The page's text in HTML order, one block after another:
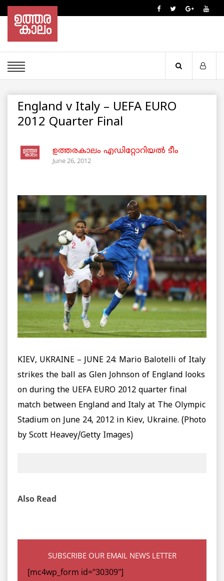
England v Italy – UEFA EURO
2012 Quarter Final
ഉത്തരകാലം എഡിറ്റോറിയല്‍ ടീം
June 26, 2012
KIEV, UKRAINE – JUNE 24: Mario Balotelli of Italy
strikes the ball as Glen Johnson of England looks
on during the UEFA EURO 2012 quarter final
match between England and Italy at The Olympic
Stadium on June 24, 2012 in Kiev, Ukraine. (Photo
by Scott Heavey/Getty Images)
Also Read
SUBSCRIBE OUR EMAIL NEWS LETTER
[mc4wp_form id="30309"]